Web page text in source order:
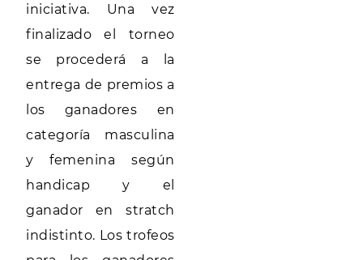
iniciativa. Una vez
finalizado el torneo
se procederá a la
entrega de premios a
los ganadores en
categoría masculina
y femenina según
handicap y el
ganador en stratch
indistinto. Los trofeos